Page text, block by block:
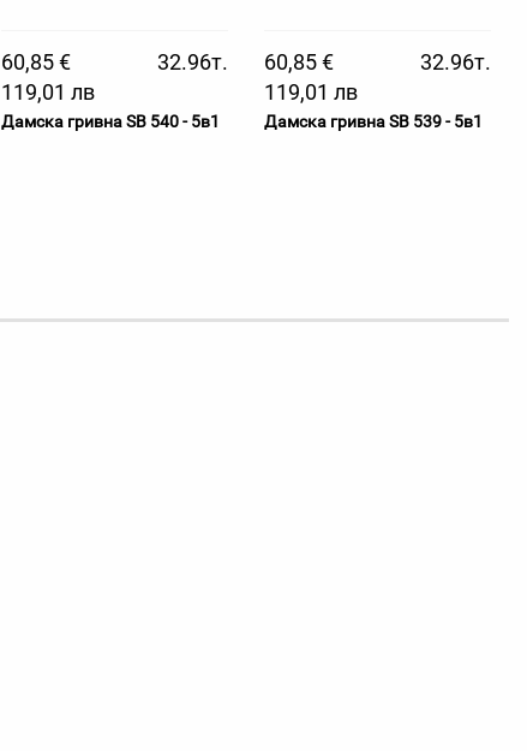
60,85 €
32.96т.
119,01 лв
Дамска гривна SB 540 - 5в1
60,85 €
32.96т.
119,01 лв
Дамска гривна SB 539 - 5в1